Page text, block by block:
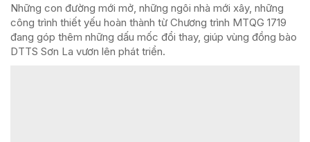
Những con đường mới mở, những ngôi nhà mới xây, những
công trình thiết yếu hoàn thành từ Chương trình MTQG 1719
đang góp thêm những dấu mốc đổi thay, giúp vùng đồng bào
DTTS Sơn La vươn lên phát triển.